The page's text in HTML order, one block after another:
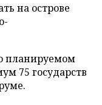
на острове
планируемом
75 государств